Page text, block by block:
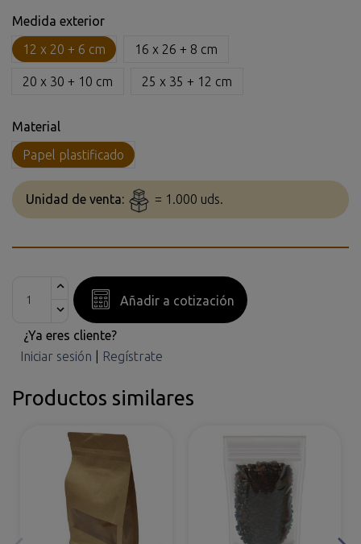
Medida exterior
12 x 20 + 6 cm
16 x 26 + 8 cm
20 x 30 + 10 cm 25 x 35 + 12 cm
Material
Papel plastificado
Unidad de venta: = 1.000 uds.
Añadir a cotización
¿Ya eres cliente?
Iniciar sesión
Regístrate
Productos similares